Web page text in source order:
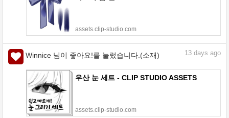
assets.clip-studio.com
Winnice 님이 좋아요!를 눌렀습니다.(소재) 13 days ago
우산 눈 세트 - CLIP STUDIO ASSETS
assets.clip-studio.com